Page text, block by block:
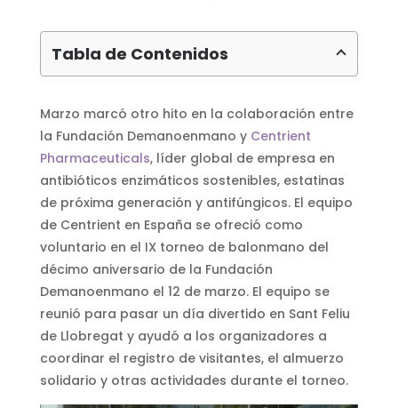
Tabla de Contenidos
Marzo marcó otro hito en la colaboración entre
la Fundación Demanoenmano y Centrient
Pharmaceuticals, líder global de empresa en
antibióticos enzimáticos sostenibles, estatinas
de próxima generación y antifúngicos. El equipo
de Centrient en España se ofreció como
voluntario en el IX torneo de balonmano del
décimo aniversario de la Fundación
Demanoenmano el 12 de marzo. El equipo se
reunió para pasar un día divertido en Sant Feliu
de Llobregat y ayudó a los organizadores a
coordinar el registro de visitantes, el almuerzo
solidario y otras actividades durante el torneo.